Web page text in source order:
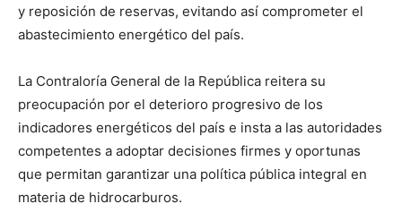
y reposición de reservas, evitando así comprometer el
abastecimiento energético del país.
La Contraloría General de la República reitera su
preocupación por el deterioro progresivo de los
indicadores energéticos del país e insta a las autoridades
competentes a adoptar decisiones firmes y oportunas
que permitan garantizar una política pública integral en
materia de hidrocarburos.